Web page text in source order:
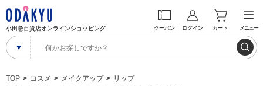
小田急百貨店オンラインショッピング クーポン ログイン カート メニュー
TOP コスメ メイクアップ
リップ